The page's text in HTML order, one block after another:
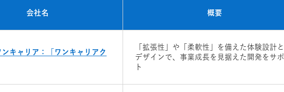
会社名 概要
キャリア：「ワンキャリアク
「拡張性」や「柔軟性」を備えた体験設計
デザインで、事業成長を見据えた開発をサ
ト